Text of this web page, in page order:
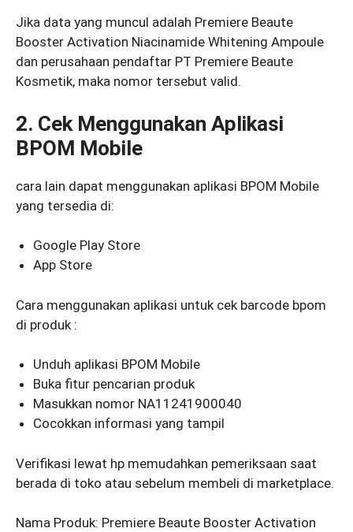
Jika data yang muncul adalah Premiere Beaute
Booster Activation Niacinamide Whitening Ampoule
dan perusahaan pendaftar PT Premiere Beaute
Kosmetik, maka nomor tersebut valid.
2. Cek Menggunakan Aplikasi
BPOM Mobile
cara lain dapat menggunakan aplikasi BPOM Mobile
yang tersedia di:
Google Play Store
App Store
Cara menggunakan aplikasi untuk cek barcode bpom
di produk :
Unduh aplikasi BPOM Mobile
Buka fitur pencarian produk
Masukkan nomor NA11241900040
Cocokkan informasi yang tampil
Verifikasi lewat hp memudahkan pemeriksaan saat
berada di toko atau sebelum membeli di marketplace.
Nama Produk: Premiere Beaute Booster Activation